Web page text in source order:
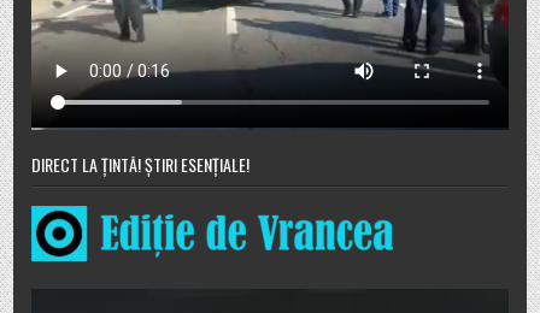
DIRECT LA ȚINTĂ! ȘTIRI ESENȚIALE!